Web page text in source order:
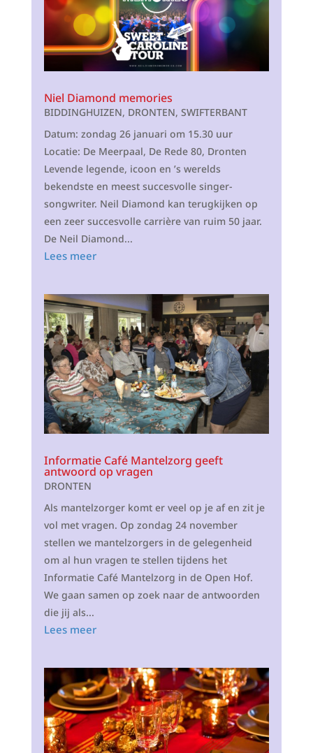
Niel Diamond memories
BIDDINGHUIZEN, DRONTEN, SWIFTERBANT
Datum: zondag 26 januari om 15.30 uur
Locatie: De Meerpaal, De Rede 80, Dronten
Levende legende, icoon en ’s werelds
bekendste en meest succesvolle singer-
songwriter. Neil Diamond kan terugkijken op
een zeer succesvolle carrière van ruim 50 jaar.
De Neil Diamond...
Lees meer
Informatie Café Mantelzorg geeft
antwoord op vragen
DRONTEN
Als mantelzorger komt er veel op je af en zit je
vol met vragen. Op zondag 24 november
stellen we mantelzorgers in de gelegenheid
om al hun vragen te stellen tijdens het
Informatie Café Mantelzorg in de Open Hof.
We gaan samen op zoek naar de antwoorden
die jij als...
Lees meer